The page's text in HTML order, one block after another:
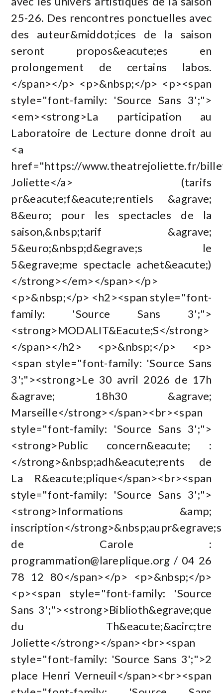
25-26. Des rencontres ponctuelles avec
des auteur&middot;ices de la saison
seront propos&eacute;es en
prolongement de certains labos.
</span></p> <p>&nbsp;</p> <p><span
style="font-family: 'Source Sans 3';">
<em><strong>La participation au
Laboratoire de Lecture donne droit au
<a
href="https://www.theatrejoliette.fr/
Joliette</a> (tarifs
pr&eacute;f&eacute;rentiels &agrave;
8&euro; pour les spectacles de la
saison,&nbsp;tarif &agrave;
5&euro;&nbsp;d&egrave;s le
5&egrave;me spectacle achet&eacute;)
</strong></em></span></p>
<p>&nbsp;</p> <h2><span style="font-
family: 'Source Sans 3';">
<strong>MODALIT&Eacute;S</strong>
</span></h2> <p>&nbsp;</p> <p>
<span style="font-family: 'Source Sans
3';"><strong>Le 30 avril 2026 de 17h
&agrave; 18h30 &agrave;
Marseille</strong></span><br><span
style="font-family: 'Source Sans 3';">
<strong>Public concern&eacute; :
</strong>&nbsp;adh&eacute;rents de
La R&eacute;plique</span><br><span
style="font-family: 'Source Sans 3';">
<strong>Informations &amp;
inscription</strong>&nbsp;aupr&egrave;s
de Carole :
programmation@lareplique.org / 04 26
78 12 80</span></p> <p>&nbsp;</p>
<p><span style="font-family: 'Source
Sans 3';"><strong>Biblioth&egrave;que
du Th&eacute;&acirc;tre
Joliette</strong></span><br><span
style="font-family: 'Source Sans 3';">2
place Henri Verneuil</span><br><span